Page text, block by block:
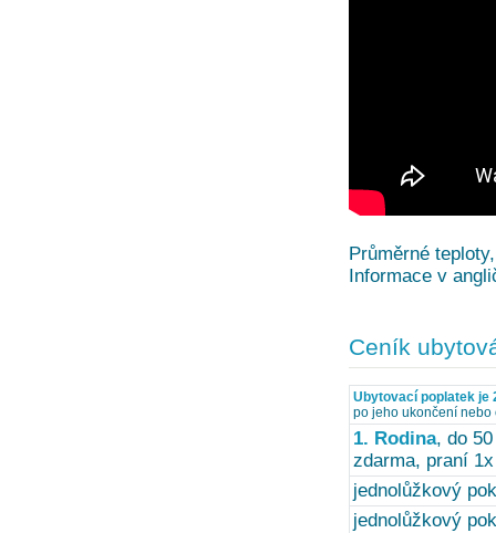
Průměrné
Informace v
Ceník
Ubytovací poplatek je
po jeho ukončení nebo
1. Rodina, do
zdarma, praní
jednolůžkový
jednolůžkový